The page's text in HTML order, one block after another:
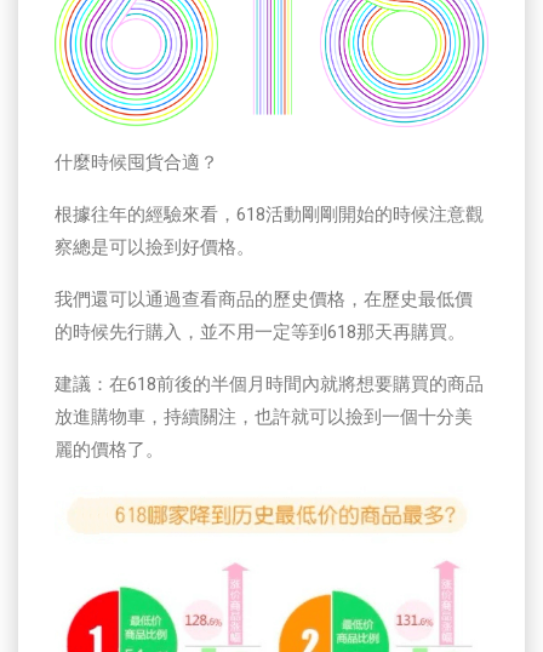
什麼時候囤貨合適？
根據往年的經驗來看，618活動剛剛開始的時候注意觀
察總是可以撿到好價格。
我們還可以通過查看商品的歷史價格，在歷史最低價
的時候先行購入，並不用一定等到618那天再購買。
建議：在618前後的半個月時間內就將想要購買的商品
放進購物車，持續關注，也許就可以撿到一個十分美
麗的價格了。